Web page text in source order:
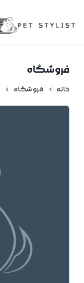
فروشگاه
خانه فروشگاه